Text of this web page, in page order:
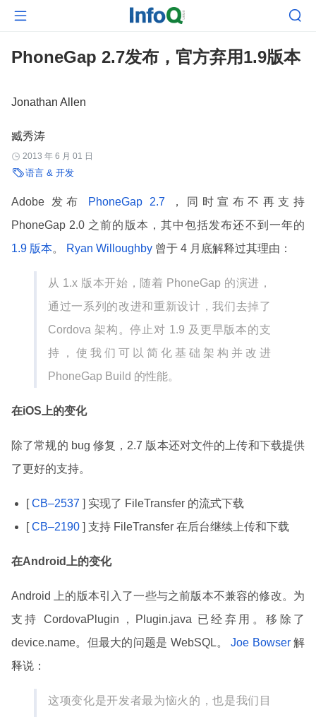
 
PhoneGap 2.7发布，官方弃用1.9版本
Jonathan Allen
臧秀涛
 2013 年 6 月 01 日
语言 & 开发
Adobe 发布 PhoneGap 2.7
，同时宣布不再支持
PhoneGap 2.0 之前的版本，其中包括发布还不到一年的
1.9 版本。 Ryan Willoughby 曾于 4 月底解释过其理由：
从 1.x 版本开始，随着 PhoneGap 的演进，
通过一系列的改进和重新设计，我们去掉了
Cordova 架构。停止对 1.9 及更早版本的支
持，使我们可以简化基础架构并改进
PhoneGap Build 的性能。
在iOS 上的变化
除了常规的 bug 修复，2.7 版本还对文件的上传和下载提供
了更好的支持。
[CB–2537 ] 实现了 FileTransfer 的流式下载
[CB–2190 ] 支持 FileTransfer 在后台继续上传和下载
在Android 上的变化
Android 上的版本引入了一些与之前版本不兼容的修改。为
支持 CordovaPlugin，Plugin.java 已经弃用。移除了
device.name。但最大的问题是 WebSQL。
Joe Bowser解
释说：
这项变化是开发者最为恼火的，也是我们目